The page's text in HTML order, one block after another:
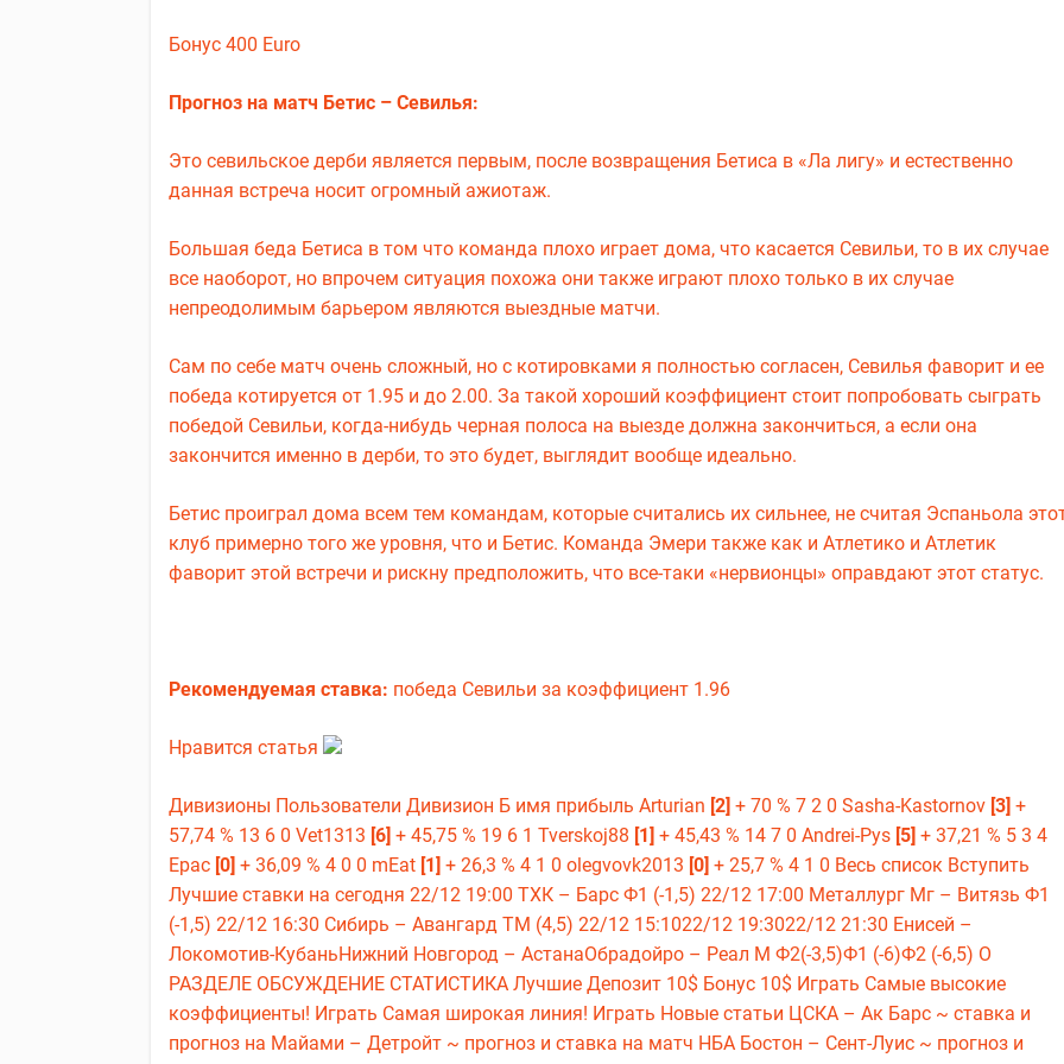
Бонус 400 Euro
Прогноз на матч Бетис – Севилья:
Это севильское дерби является первым, после возвращения Бетиса в «Ла лигу» и естественно
данная встреча носит огромный ажиотаж.
Большая беда Бетиса в том что команда плохо играет дома, что касается Севильи, то в их случае
все наоборот, но впрочем ситуация похожа они также играют плохо только в их случае
непреодолимым барьером являются выездные матчи.
Сам по себе матч очень сложный, но с котировками я полностью согласен, Севилья фаворит и ее
победа котируется от 1.95 и до 2.00. За такой хороший коэффициент стоит попробовать сыграть
победой Севильи, когда-нибудь черная полоса на выезде должна закончиться, а если она
закончится именно в дерби, то это будет, выглядит вообще идеально.
Бетис проиграл дома всем тем командам, которые считались их сильнее, не считая Эспаньола
клуб примерно того же уровня, что и Бетис. Команда Эмери также как и Атлетико и Атлетик
фаворит этой встречи и рискну предположить, что все-таки «нервионцы» оправдают этот статус.
Рекомендуемая ставка: победа Севильи за коэффициент 1.96
Нравится статья
Дивизионы Пользователи Дивизион Б имя прибыль Arturian [2] + 70 % 7 2 0 Sasha-Kastornov [3] +
57,74 % 13 6 0 Vet1313 [6] + 45,75 % 19 6 1 Tverskoj88 [1] + 45,43 % 14 7 0 Andrei-Pys [5] + 37,21 % 5 3 4
Ерас [0] + 36,09 % 4 0 0 mEat [1] + 26,3 % 4 1 0 olegvovk2013 [0] + 25,7 % 4 1 0 Весь список Вступить
Лучшие ставки на сегодня 22/12 19:00 ТХК – Барс Ф1 (-1,5) 22/12 17:00 Металлург Мг – Витязь Ф1
(-1,5) 22/12 16:30 Сибирь – Авангард ТМ (4,5) 22/12 15:1022/12 19:3022/12 21:30 Енисей –
Локомотив-КубаньНижний Новгород – АстанаОбрадойро – Реал М Ф2(-3,5)Ф1 (-6)Ф2 (-6,5) О
РАЗДЕЛЕ ОБСУЖДЕНИЕ СТАТИСТИКА Лучшие Депозит 10$ Бонус 10$ Играть Самые высокие
коэффициенты! Играть Самая широкая линия! Играть Новые статьи ЦСКА – Ак Барс ~ ставка и
прогноз на Майами – Детройт ~ прогноз и ставка на матч НБА Бостон – Сент-Луис ~ прогноз и